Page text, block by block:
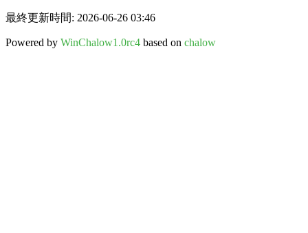
最終更新時間: 2026-06-26 03:46
Powered by WinChalow1.0rc4 based on chalow